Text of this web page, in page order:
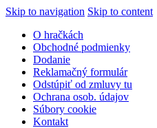
Skip to navigation Skip to content
O hračkách
Obchodné podmienky
Dodanie
Reklamačný formulár
Odstúpiť od zmluvy tu
Ochrana osob. údajov
Súbory cookie
Kontakt